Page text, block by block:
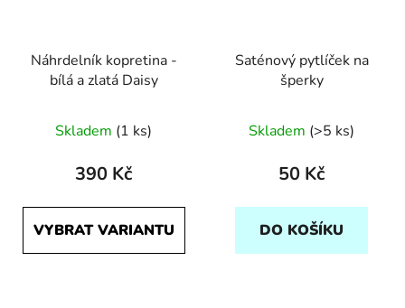
Náhrdelník kopretina -
bílá a zlatá Daisy
Skladem (1 ks)
390 Kč
VYBRAT VARIANTU
Saténový pytlíček na
šperky
Skladem (>5 ks)
50 Kč
DO KOŠÍKU